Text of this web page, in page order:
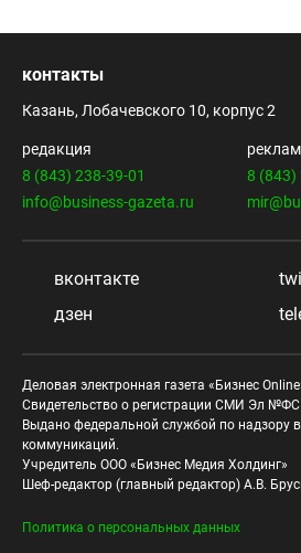
контакты
Казань, Лобачевского 10, корпус 2
редакция
8 (843) 238-39-01
info@business-gazeta.ru
8 (843)
вконтакте
дзен
Деловая электронная газета «Бизнес
Свидетельство о регистрации СМИ Эл №ФС
Выдано федеральной службой по надзору
коммуникаций.
Учредитель ООО «Бизнес Медия Холдинг»
Шеф-редактор (главный редактор) А.В.
Политика о персональных данных